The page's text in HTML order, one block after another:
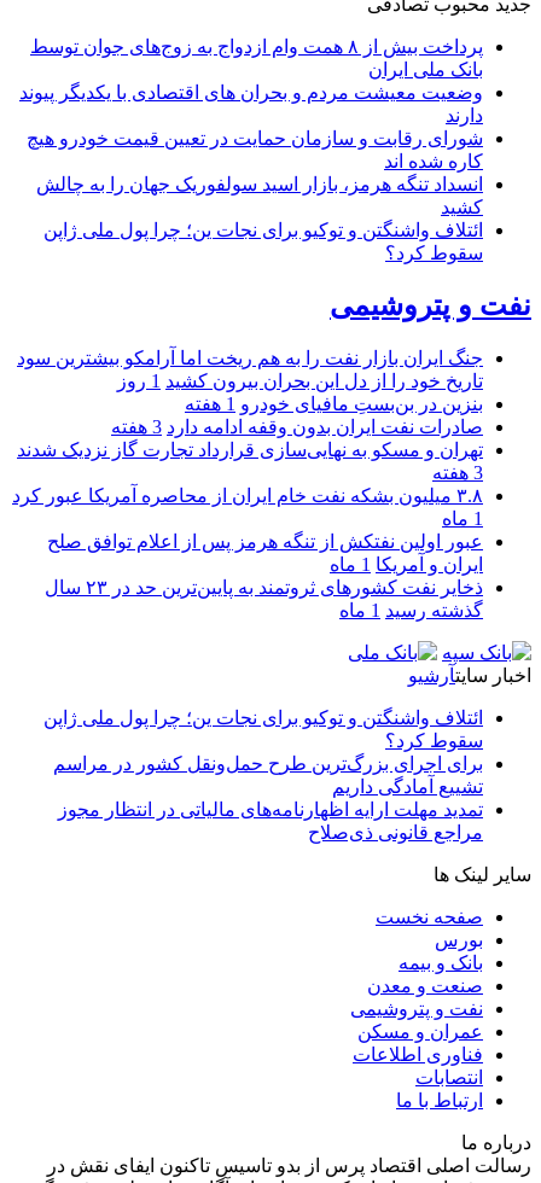
جدید محبوب تصادفی
پرداخت بیش از ۸ همت وام ازدواج به زوج‌های جوان توسط
بانک ملی ایران
وضعیت معیشت مردم و بحران های اقتصادی با یکدیگر پیوند
دارند
شورای رقابت و سازمان حمایت در تعیین قیمت خودرو هیچ
کاره شده اند
انسداد تنگه هرمز، بازار اسید سولفوریک جهان را به چالش
کشید
ائتلاف واشنگتن و توکیو برای نجات ین؛ چرا پول ملی ژاپن
سقوط کرد؟
نفت و پتروشیمی
جنگ ایران بازار نفت را به هم ریخت اما آرامکو بیشترین سود
تاریخ خود را از دل این بحران بیرون کشید 1 روز
بنزین در بن‌بستِ مافیای خودرو 1 هفته
صادرات نفت ایران بدون وقفه ادامه دارد 3 هفته
تهران و مسکو به نهایی‌سازی قرارداد تجارت گاز نزدیک شدند
3 هفته
۳.۸ میلیون بشکه نفت خام ایران از محاصره آمریکا عبور کرد
1 ماه
عبور اولین نفتکش از تنگه هرمز پس از اعلام توافق صلح
ایران و آمریکا 1 ماه
ذخایر نفت کشورهای ثروتمند به پایین‌ترین حد در ۲۳ سال
گذشته رسید 1 ماه
اخبار سایتآرشیو
ائتلاف واشنگتن و توکیو برای نجات ین؛ چرا پول ملی ژاپن
سقوط کرد؟
برای اجرای بزرگ‌ترین طرح حمل‌ونقل کشور در مراسم
تشییع آمادگی داریم
تمدید مهلت ارایه اظهارنامه‌های مالیاتی در انتظار مجوز
مراجع قانونی ذی‌‏صلاح
سایر لینک ها
صفحه نخست
بورس
بانک و بیمه
صنعت و معدن
نفت و پتروشیمی
عمران و مسکن
فناوری اطلاعات
انتصابات
ارتباط با ما
درباره ما
رسالت اصلی اقتصاد پرس از بدو تاسیس تاکنون ایفای نقش در